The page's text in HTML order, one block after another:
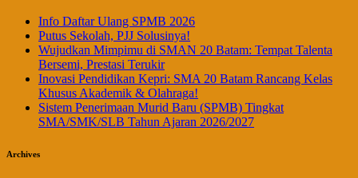
Info Daftar Ulang SPMB 2026
Putus Sekolah, PJJ Solusinya!
Wujudkan Mimpimu di SMAN 20 Batam: Tempat Talenta
Bersemi, Prestasi Terukir
Inovasi Pendidikan Kepri: SMA 20 Batam Rancang Kelas
Khusus Akademik & Olahraga!
Sistem Penerimaan Murid Baru (SPMB) Tingkat
SMA/SMK/SLB Tahun Ajaran 2026/2027
Archives